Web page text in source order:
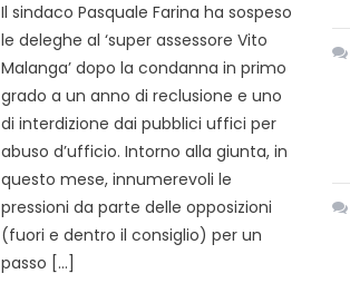
Il sindaco Pasquale Farina ha sospeso
le deleghe al ‘super assessore Vito
Malanga’ dopo la condanna in primo
grado a un anno di reclusione e uno
di interdizione dai pubblici uffici per
abuso d’ufficio. Intorno alla giunta, in
questo mese, innumerevoli le
pressioni da parte delle opposizioni
(fuori e dentro il consiglio) per un
passo […]